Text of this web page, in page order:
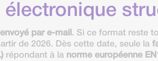
par e-mail . Si ce format reste
de 2026. Dès cette date, seule la
répondant à la norme européenne